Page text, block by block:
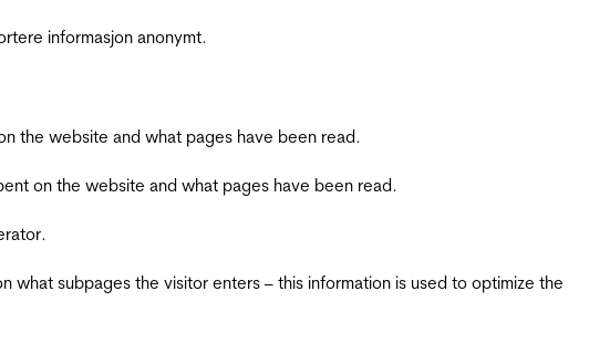
informasjon anonymt.
the website and what pages have been read.
on the website and what pages have been read.
what subpages the visitor enters – this information is used to optimize the